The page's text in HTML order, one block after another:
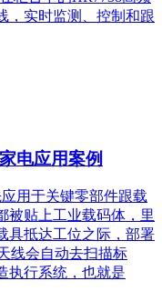
，实时监测、控制和跟
电应用案例
用于关键零部件跟载
被贴上工业载码体，里
具抵达工位之际，部署
线会自动去扫描标
执行系统，也就是